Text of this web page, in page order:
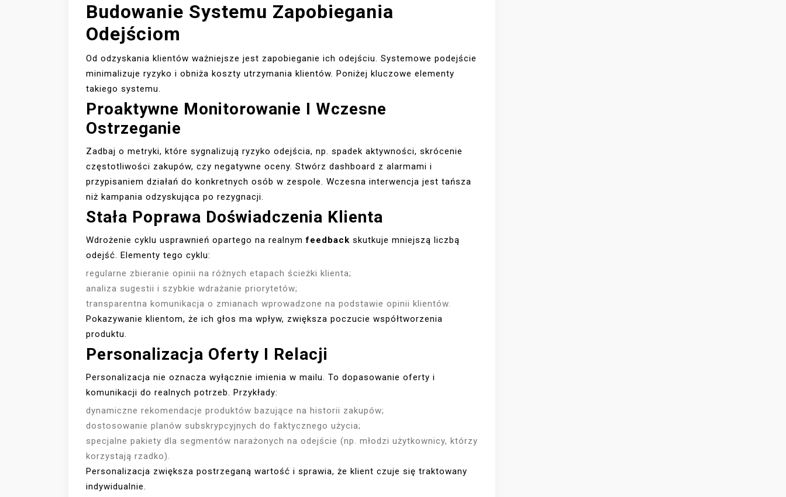
Budowanie Systemu Zapobiegania
Odejściom
Od odzyskania klientów ważniejsze jest zapobieganie ich odejściu. Systemowe podejście
minimalizuje ryzyko i obniża koszty utrzymania klientów. Poniżej kluczowe elementy
takiego systemu.
Proaktywne Monitorowanie I Wczesne
Ostrzeganie
Zadbaj o metryki, które sygnalizują ryzyko odejścia, np. spadek aktywności, skrócenie
częstotliwości zakupów, czy negatywne oceny. Stwórz dashboard z alarmami i
przypisaniem działań do konkretnych osób w zespole. Wczesna interwencja jest tańsza
niż kampania odzyskująca po rezygnacji.
Stała Poprawa Doświadczenia Klienta
Wdrożenie cyklu usprawnień opartego na realnymfeedback skutkuje mniejszą liczbą
odejść. Elementy tego cyklu:
regularne zbieranie opinii na różnych etapach ścieżki klienta;
analiza sugestii i szybkie wdrażanie priorytetów;
transparentna komunikacja o zmianach wprowadzone na podstawie opinii klientów.
Pokazywanie klientom, że ich głos ma wpływ, zwiększa poczucie współtworzenia
produktu.
Personalizacja Oferty I Relacji
Personalizacja nie oznacza wyłącznie imienia w mailu. To dopasowanie oferty i
komunikacji do realnych potrzeb. Przykłady:
dynamiczne rekomendacje produktów bazujące na historii zakupów;
dostosowanie planów subskrypcyjnych do faktycznego użycia;
specjalne pakiety dla segmentów narażonych na odejście (np. młodzi użytkownicy, którzy
korzystają rzadko).
Personalizacja zwiększa postrzeganą wartość i sprawia, że klient czuje się traktowany
indywidualnie.